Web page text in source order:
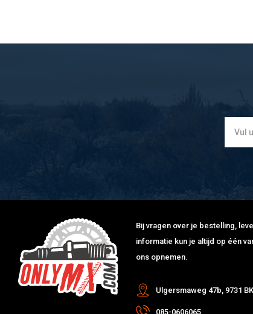
Bij vragen over je bestelling,
informatie kun je altijd op één
ons opnemen.
Ulgersmaweg 47b, 9731
085-0606065